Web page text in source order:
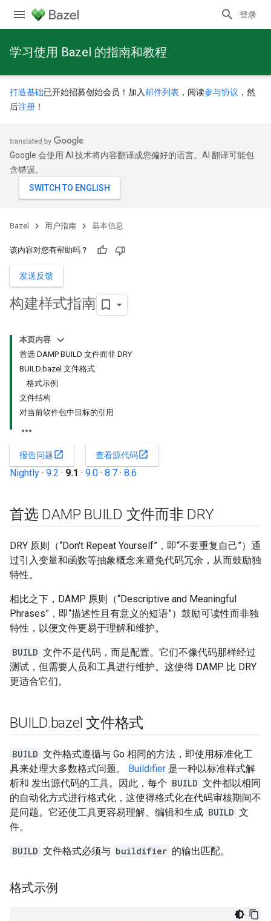
登录
学习使用 Bazel 的指南和教程
打造基础已开始招募创始会员！加入 邮件列表 ，阅读参与协议 ，然
后注册 ！
Google 会使用 AI 技术将内容翻译成您偏好的语言。AI 翻译可能包
含错误。
Bazel 用户指南 基本信息
该内容对您有帮助吗？
发送反馈
构建样式指南
本页内容
首选 DAMP BUILD 文件而非 DRY
BUILD.bazel 文件格式
格式示例
文件结构
对当前软件包中目标的引用
报告问题open_in_new 查看源代码open_in_new
Nightly · 9.2 · 9.1 · 9.0 · 8.7 · 8.6
首选 DAMP BUILD 文件而非 DRY
DRY 原则（“Don't Repeat Yourself”，即“不要重复自己”）通
过引入变量和函数等抽象概念来避免代码冗余，从而鼓励独
特性。
相比之下，DAMP 原则（“Descriptive and Meaningful
Phrases”，即“描述性且有意义的短语”）鼓励可读性而非独
特性，以便文件更易于理解和维护。
BUILD 文件不是代码，而是配置。它们不像代码那样经过
测试，但需要人员和工具进行维护。这使得 DAMP 比 DRY
更适合它们。
BUILD.bazel 文件格式
BUILD 文件格式遵循与 Go 相同的方法，即使用标准化工
具来处理大多数格式问题。 Buildifier 是一种以标准样式解
析和 发出源代码的工具。因此，每个 BUILD 文件都以相同
的自动化方式进行格式化，这使得格式化在代码审核期间不
是问题。它还使工具更容易理解、编辑和生成 BUILD 文
件。
BUILD 文件格式必须与 buildifier 的输出匹配。
格式示例